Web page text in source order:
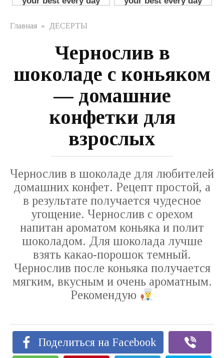
Главная » ДЕСЕРТЫ
Чернослив в
шоколаде с коньяком
— домашние
конфетки для
взрослых
Чернослив в шоколаде для любителей
домашних конфет. Рецепт простой, а
в результате получается чудесное
угощение. Чернослив с орехом
напитан ароматом коньяка и полит
шоколадом. Для шоколада лучше
взять какао-порошок темный.
Чернослив после коньяка получается
мягким, вкусным и очень ароматным.
Рекомендую
Поделиться на Facebook